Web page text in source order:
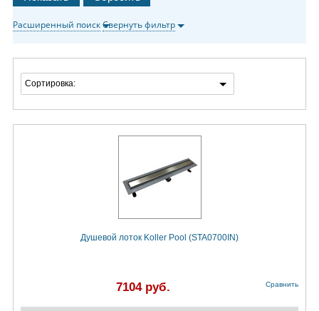
Расширенный поискСвернуть фильтр
Сортировка:
Душевой лоток Koller Pool (STA0700IN)
7104 руб. Сравнить